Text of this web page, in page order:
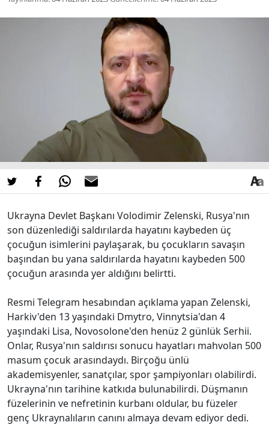
Ukrayna Devlet Başkanı Volodimir Zelenski, Rusya'nın
son düzenlediği saldırılarda hayatını kaybeden üç
çocuğun isimlerini paylaşarak, bu çocukların savaşın
başından bu yana saldırılarda hayatını kaybeden 500
çocuğun arasında yer aldığını belirtti.
Resmi Telegram hesabından açıklama yapan Zelenski,
Harkiv'den 13 yaşındaki Dmytro, Vinnytsia'dan 4
yaşındaki Lisa, Novosolone'den henüz 2 günlük Serhii.
Onlar, Rusya'nın saldırısı sonucu hayatları mahvolan 500
masum çocuk arasındaydı. Birçoğu ünlü
akademisyenler, sanatçılar, spor şampiyonları olabilirdi.
Ukrayna'nın tarihine katkıda bulunabilirdi. Düşmanın
füzelerinin ve nefretinin kurbanı oldular, bu füzeler
genç Ukraynalıların canını almaya devam ediyor dedi.